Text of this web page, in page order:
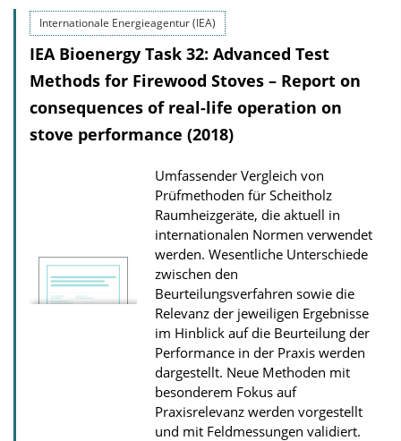
i
c
a
t
i
o
D
o
w
n
l
o
a
d
s
Internationale Energieagentur (IEA)
IEA Bioenergy Task 32: Advanced Test
Methods for Firewood Stoves – Report on
consequences of real-life operation on
stove performance (2018)
Umfassender Vergleich von
Prüfmethoden für Scheitholz
Raumheizgeräte, die aktuell in
internationalen Normen verwendet
werden. Wesentliche Unterschiede
zwischen den
Beurteilungsverfahren sowie die
Relevanz der jeweiligen Ergebnisse
im Hinblick auf die Beurteilung der
Performance in der Praxis werden
dargestellt. Neue Methoden mit
besonderem Fokus auf
Praxisrelevanz werden vorgestellt
und mit Feldmessungen validiert.